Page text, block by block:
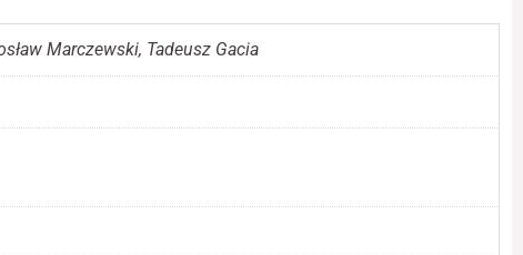
Marczewski, Tadeusz Gacia